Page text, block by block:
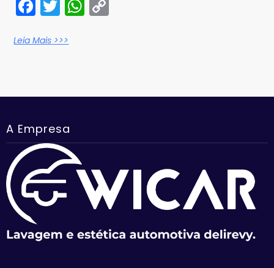
Facebook
TwitterWhatsApp
Leia Mais >>>
A Empresa